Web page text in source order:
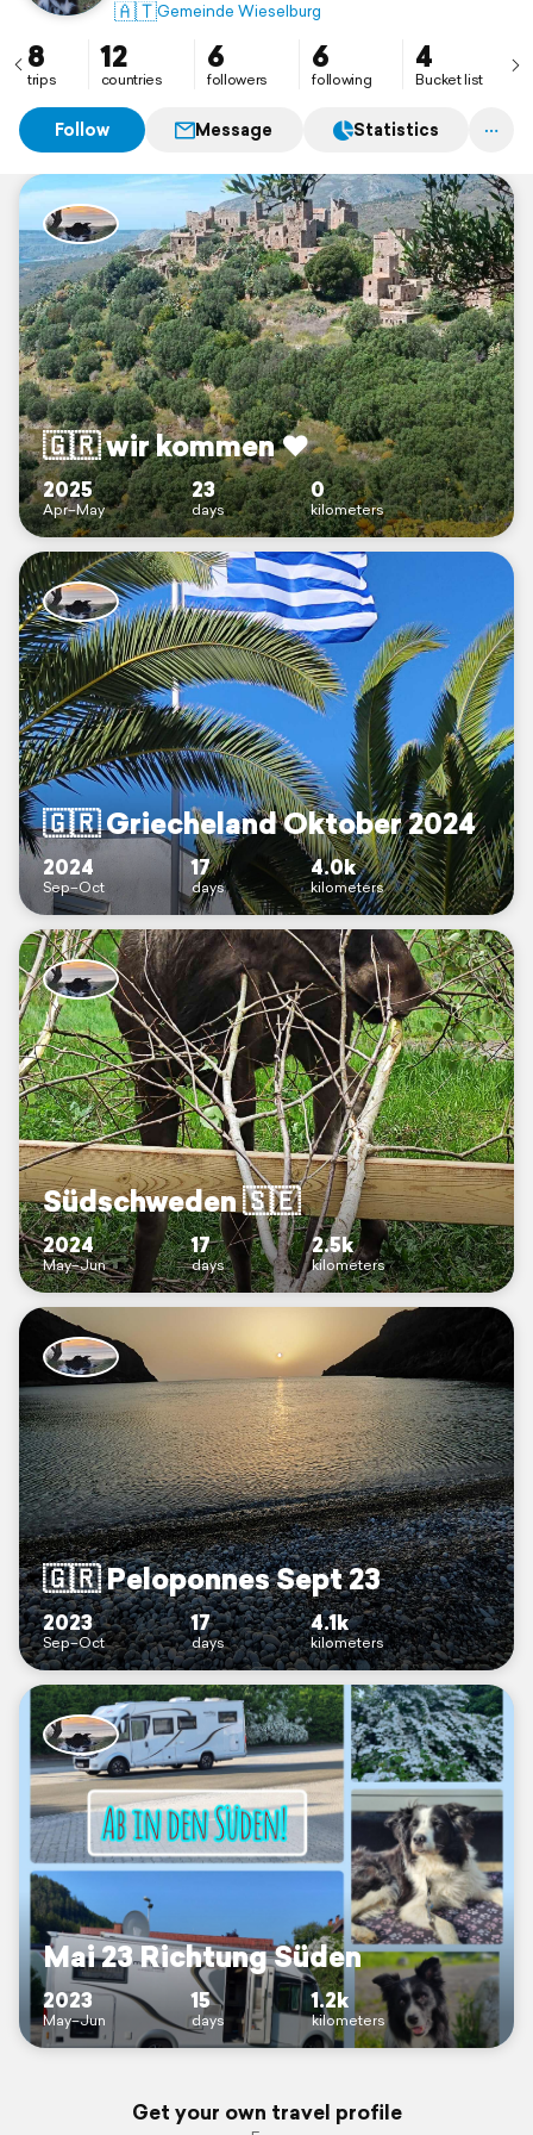
🇦🇹Gemeinde Wieselburg
8
trips
12
countries
6
followers
6
following
4
Bucket list
Follow Message Statistics
🇬🇷 wir kommen ❤️
2025
Apr–May
23
days
0
kilometers
🇬🇷 Griecheland Oktober 2024
2024
Sep–Oct
17
days
4.0k
kilometers
Südschweden 🇸🇪
2024
May–Jun
17
days
2.5k
kilometers
🇬🇷 Peloponnes Sept 23
2023
Sep–Oct
17
days
4.1k
kilometers
Mai 23 Richtung Süden
2023
May–Jun
15
days
1.2k
kilometers
Get your own travel profile